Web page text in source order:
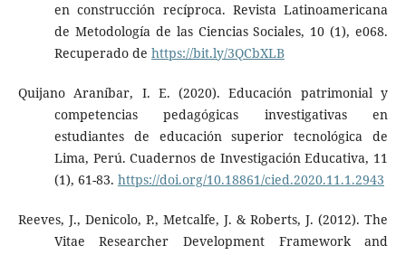
en construcción recíproca. Revista Latinoamericana
de Metodología de las Ciencias Sociales, 10 (1), e068.
Recuperado de https://bit.ly/3QCbXLB
Quijano Araníbar, I. E. (2020). Educación patrimonial y
competencias pedagógicas investigativas en
estudiantes de educación superior tecnológica de
Lima, Perú. Cuadernos de Investigación Educativa, 11
(1), 61-83. https://doi.org/10.18861/cied.2020.11.1.2943
Reeves, J., Denicolo, P., Metcalfe, J. & Roberts, J. (2012). The
Vitae Researcher Development Framework and